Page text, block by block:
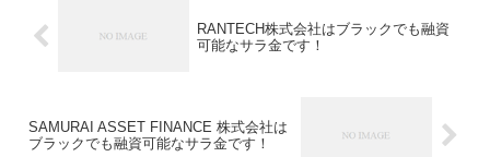
RANTECH株式会社はブラックでも融資
可能なサラ金です！
SAMURAI ASSET FINANCE 株式会社は
ブラックでも融資可能なサラ金です！